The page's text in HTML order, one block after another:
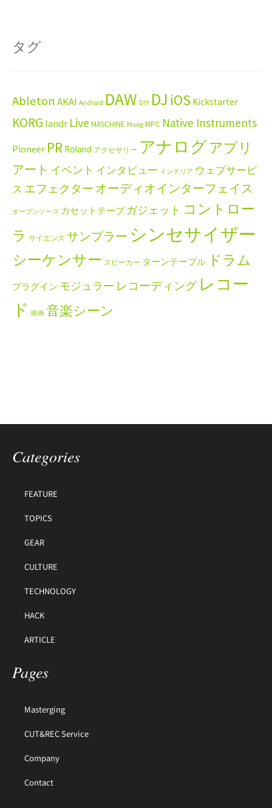
タグ
Ableton AKAI Android DAW DIY DJ iOS Kickstarter
KORG landr Live MASCHINE Moog MPC Native Instruments
Pioneer PR Roland アクセサリー アナログアプリ
アート イベント インタビュー インテリア ウェブサービ
ス エフェクター オーディオインターフェイス
オープンソース カセットテープ ガジェット コントロー
ラ サイエンス サンプラー シンセサイザー
シーケンサー スピーカー ターンテーブル ドラム
プラグイン モジュラー レコーディング レコー
ド 映画 音楽シーン
Categories
FEATURE
TOPICS
GEAR
CULTURE
TECHNOLOGY
HACK
ARTICLE
Pages
Masterging
CUT&REC Service
Company
Contact